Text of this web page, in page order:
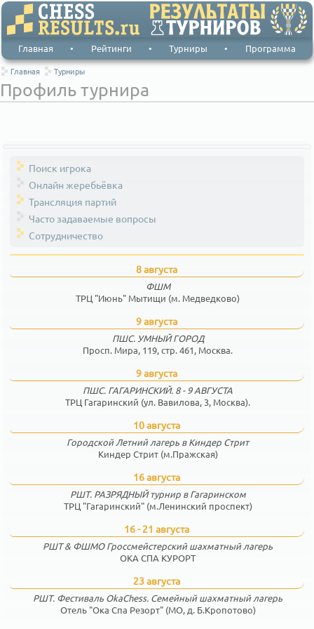
Главная • Рейтинги • Турниры • Программа
Главная Турниры
Профиль турнира
Поиск игрока
Онлайн жеребьёвка
Трансляция партий
Часто задаваемые вопросы
Сотрудничество
8 августа
ФШМ
ТРЦ "Июнь" Мытищи (м. Медведково)
9 августа
ПШС. УМНЫЙ ГОРОД
Просп. Мира, 119, стр. 461, Москва.
9 августа
ПШС. ГАГАРИНСКИЙ. 8 - 9 АВГУСТА
ТРЦ Гагаринский (ул. Вавилова, 3, Москва).
10 августа
Городской Летний лагерь в Киндер Стрит
Киндер Стрит (м.Пражская)
16 августа
РШТ. РАЗРЯДНЫЙ турнир в Гагаринском
ТРЦ "Гагаринский" (м.Ленинский проспект)
16 - 21 августа
РШТ & ФШМО Гроссмейстерский шахматный лагерь
ОКА СПА КУРОРТ
23 августа
РШТ. Фестиваль OkaChess. Семейный шахматный лагерь
Отель "Ока Спа Резорт" (МО, д. Б.Кропотово)